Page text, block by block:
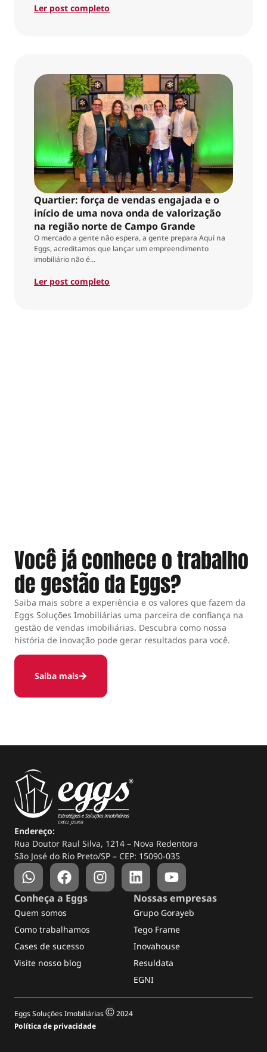
Ler post completo
Quartier: força de vendas engajada e o
início de uma nova onda de valorização
na região norte de Campo Grande
O mercado a gente não espera, a gente prepara Aqui na
Eggs, acreditamos que lançar um empreendimento
imobiliário não é...
Ler post completo
Você já conhece o trabalho
de gestão da Eggs?
Saiba mais sobre a experiência e os valores que fazem da
Eggs Soluções Imobiliárias uma parceira de confiança na
gestão de vendas imobiliárias. Descubra como nossa
história de inovação pode gerar resultados para você.
Saiba mais
Endereço:
Rua Doutor Raul Silva, 1214 – Nova Redentora
São José do Rio Preto/SP – CEP: 15090-035
Conheça a Eggs
Quem somos
Como trabalhamos
Cases de sucesso
Visite nosso blog
Nossas empresas
Grupo Gorayeb
Tego Frame
Inovahouse
Resuldata
EGNI
Eggs Soluções Imobiliárias©2024
Política de privacidade